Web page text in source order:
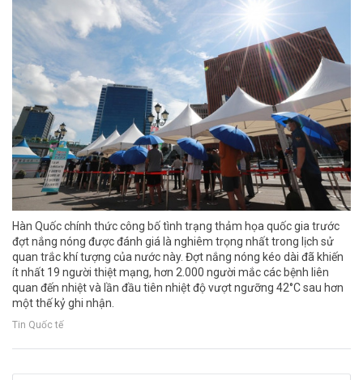
Hàn Quốc chính thức công bố tình trạng thảm họa quốc gia trước
đợt nắng nóng được đánh giá là nghiêm trọng nhất trong lịch sử
quan trắc khí tượng của nước này. Đợt nắng nóng kéo dài đã khiến
ít nhất 19 người thiệt mạng, hơn 2.000 người mắc các bệnh liên
quan đến nhiệt và lần đầu tiên nhiệt độ vượt ngưỡng 42°C sau hơn
một thế kỷ ghi nhận.
Tin Quốc tế